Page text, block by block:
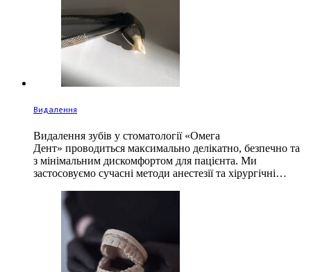
Видалення
Видалення зубів у стоматології «Омега
Дент» проводиться максимально делікатно, безпечно та
з мінімальним дискомфортом для пацієнта. Ми
застосовуємо сучасні методи анестезії та хірургічні…